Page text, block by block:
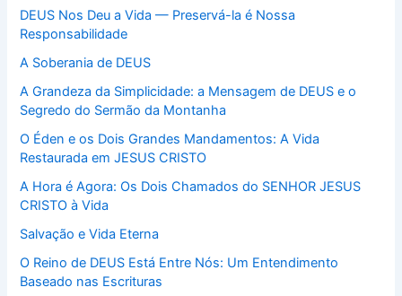
DEUS Nos Deu a Vida — Preservá-la é Nossa
Responsabilidade
A Soberania de DEUS
A Grandeza da Simplicidade: a Mensagem de DEUS e o
Segredo do Sermão da Montanha
O Éden e os Dois Grandes Mandamentos: A Vida
Restaurada em JESUS CRISTO
A Hora é Agora: Os Dois Chamados do SENHOR JESUS
CRISTO à Vida
Salvação e Vida Eterna
O Reino de DEUS Está Entre Nós: Um Entendimento
Baseado nas Escrituras